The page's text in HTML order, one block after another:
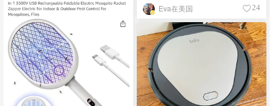
Eva在美国 24